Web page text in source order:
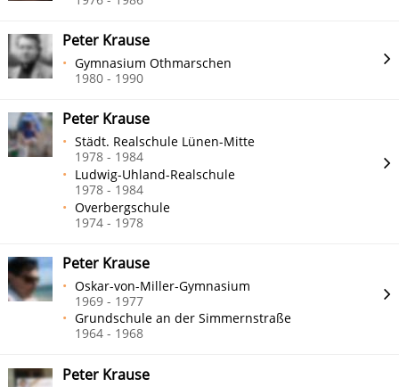
Peter Krause
Gymnasium Othmarschen
1980 - 1990
Peter Krause
Städt. Realschule Lünen-Mitte
1978 - 1984
Ludwig-Uhland-Realschule
1978 - 1984
Overbergschule
1974 - 1978
Peter Krause
Oskar-von-Miller-Gymnasium
1969 - 1977
Grundschule an der Simmernstraße
1964 - 1968
Peter Krause